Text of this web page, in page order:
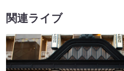
関連ライブ